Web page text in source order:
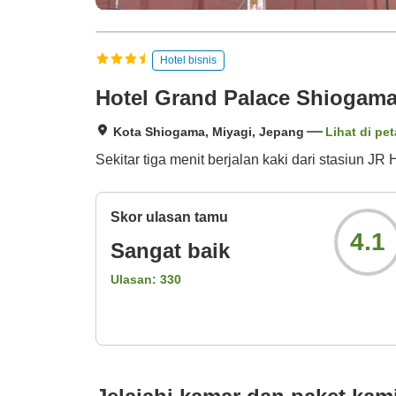
Hotel bisnis
Hotel Grand Palace
Kota Shiogama, Miyagi, Jepang Lihat di
Sekitar tiga menit berjalan kaki dari stasiun JR
Skor ulasan tamu
Sangat baik
Ulasan: 330
4.1